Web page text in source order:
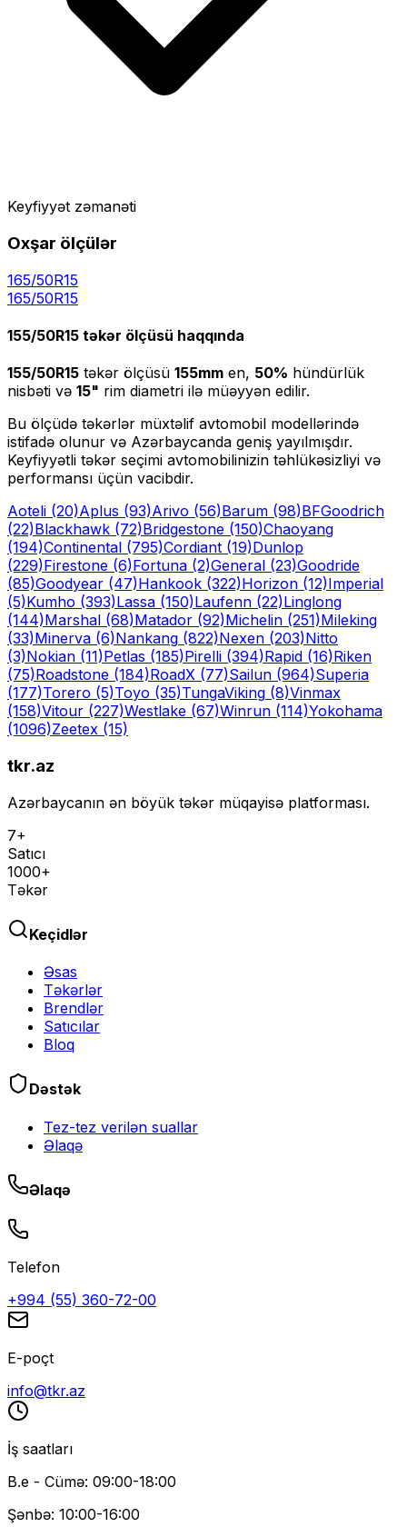
Keyfiyyət zəmanəti
Oxşar ölçülər
165/50R15
165/50R15
155/50R15 təkər ölçüsü haqqında
155/50R15 təkər ölçüsü 155mm en, 50% hündürlük
nisbəti və 15" rim diametri ilə müəyyən edilir.
Bu ölçüdə təkərlər müxtəlif avtomobil modellərində
istifadə olunur və Azərbaycanda geniş yayılmışdır.
Keyfiyyətli təkər seçimi avtomobilinizin təhlükəsizliyi və
performansı üçün vacibdir.
Aoteli (20)Aplus (93)Arivo (56)Barum (98)BFGoodrich
(22)Blackhawk (72)Bridgestone (150)Chaoyang
(194)Continental (795)Cordiant (19)Dunlop
(229)Firestone (6)Fortuna (2)General (23)Goodride
(85)Goodyear (47)Hankook (322)Horizon (12)Imperial
(5)Kumho (393)Lassa (150)Laufenn (22)Linglong
(144)Marshal (68)Matador (92)Michelin (251)Mileking
(33)Minerva (6)Nankang (822)Nexen (203)Nitto
(3)Nokian (11)Petlas (185)Pirelli (394)Rapid (16)Riken
(75)Roadstone (184)RoadX (77)Sailun (964)Superia
(177)Torero (5)Toyo (35)TungaViking (8)Vinmax
(158)Vitour (227)Westlake (67)Winrun (114)Yokohama
(1096)Zeetex (15)
tkr.az
Azərbaycanın ən böyük təkər müqayisə platforması.
7+
Satıcı
1000+
Təkər
Keçidlər
Əsas
Təkərlər
Brendlər
Satıcılar
Bloq
Dəstək
Tez-tez verilən suallar
Əlaqə
Əlaqə
Telefon
+994 (55) 360-72-00
E-poçt
info@tkr.az
İş saatları
B.e - Cümə: 09:00-18:00
Şənbə: 10:00-16:00